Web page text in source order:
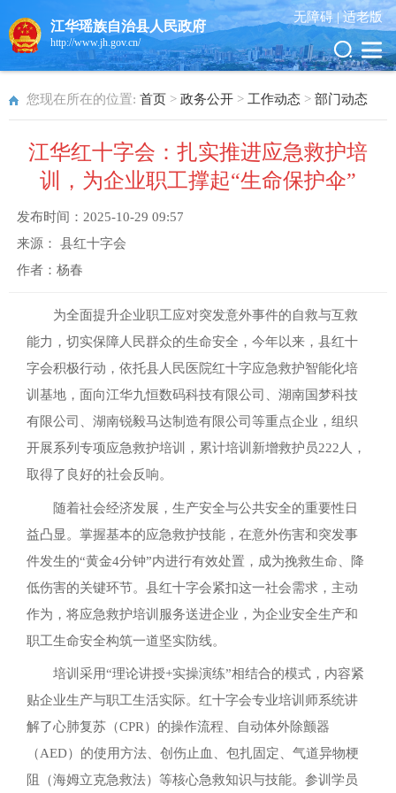
江华瑶族自治县人民政府
http://www.jh.gov.cn/
无障碍 |适老版
您现在所在的位置: 首页 > 政务公开 > 工作动态 > 部门动态
江华红十字会：扎实推进应急救护培
训，为企业职工撑起“生命保护伞”
发布时间： 2025-10-29 09:57
来源： 县红十字会
作者： 杨春
为全面提升企业职工应对突发意外事件的自救与互救
能力，切实保障人民群众的生命安全，今年以来，县红十
字会积极行动，依托县人民医院红十字应急救护智能化培
训基地，面向江华九恒数码科技有限公司、湖南国梦科技
有限公司、湖南锐毅马达制造有限公司等重点企业，组织
开展系列专项应急救护培训，累计培训新增救护员222人，
取得了良好的社会反响。
随着社会经济发展，生产安全与公共安全的重要性日
益凸显。掌握基本的应急救护技能，在意外伤害和突发事
件发生的“黄金4分钟”内进行有效处置，成为挽救生命、降
低伤害的关键环节。县红十字会紧扣这一社会需求，主动
作为，将应急救护培训服务送进企业，为企业安全生产和
职工生命安全构筑一道坚实防线。
培训采用“理论讲授+实操演练”相结合的模式，内容紧
贴企业生产与职工生活实际。红十字会专业培训师系统讲
解了心肺复苏（CPR）的操作流程、自动体外除颤器
（AED）的使用方法、创伤止血、包扎固定、气道异物梗
阻（海姆立克急救法）等核心急救知识与技能。参训学员